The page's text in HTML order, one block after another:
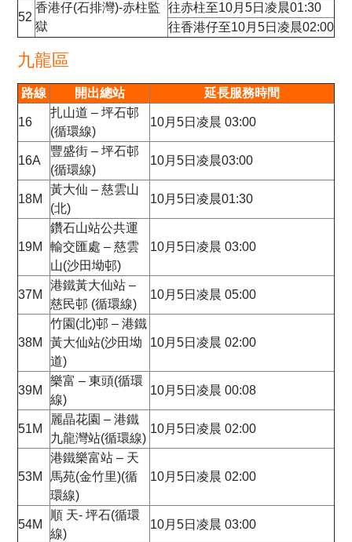
52
香港仔(石排灣)-赤柱監
獄
往赤柱至10月5日凌晨01:30
往香港仔至10月5日凌晨02:00
九龍區
路線 開出總站 延長服務時間
16
扎山道 – 坪石邨
(循環線)
10月5日凌晨 03:00
16A
豐盛街 – 坪石邨
(循環線)
10月5日凌晨03:00
18M
黃大仙 – 慈雲山
(北)
10月5日凌晨01:30
19M
鑽石山站公共運
輸交匯處 – 慈雲
山(沙田坳邨)
10月5日凌晨 03:00
37M
港鐵黃大仙站 –
慈民邨 (循環線)
10月5日凌晨 05:00
38M
竹園(北)邨 – 港鐵
黃大仙站(沙田坳
道)
10月5日凌晨 02:00
39M
樂富 – 東頭(循環
線)
10月5日凌晨 00:08
51M
麗晶花園 – 港鐵
九龍灣站(循環線)
10月5日凌晨 02:00
53M
港鐵樂富站 – 天
馬苑(金竹里)(循
環線)
10月5日凌晨 02:00
54M
順 天- 坪石(循環
線)
10月5日凌晨 03:00